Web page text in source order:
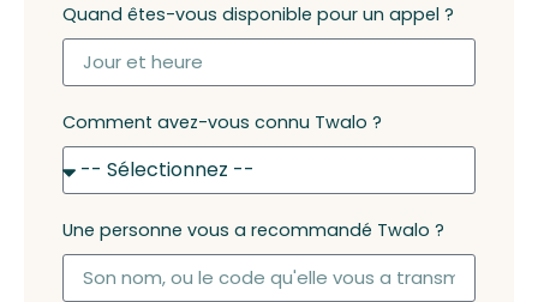
Quand êtes-vous disponible pour un appel ?
Comment avez-vous connu Twalo ?
Une personne vous a recommandé Twalo ?